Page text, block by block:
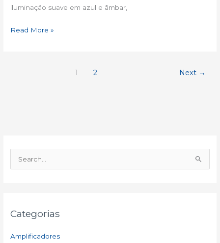
c
f
Categorias
Amplificadores
iluminação suave em azul e âmbar,
Read More »
1 2 Next →